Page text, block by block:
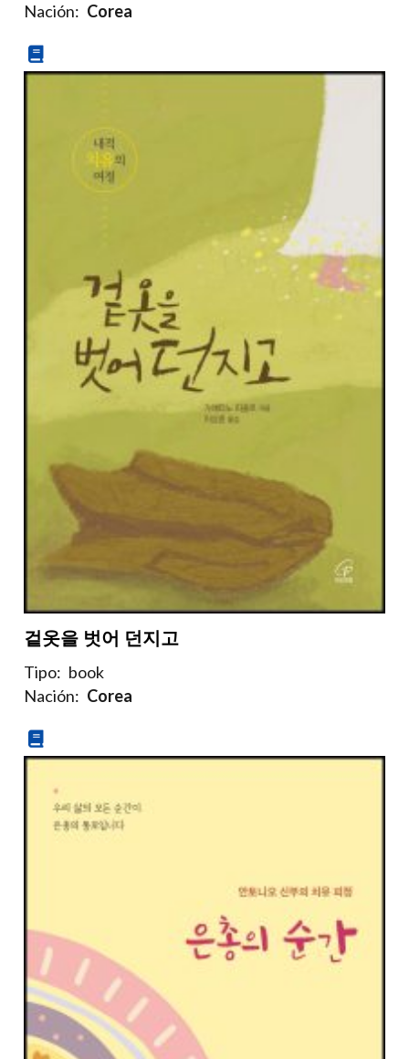
Nación: Corea
겉옷을 벗어 던지고
Tipo: book
Nación: Corea